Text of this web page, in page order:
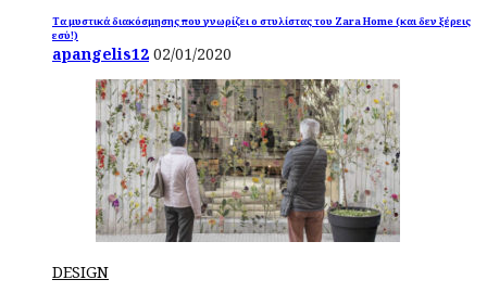
Τα μυστικά διακόσμησης που γνωρίζει ο στυλίστας του Zara Home (και δεν ξέρεις
εσύ!)
apangelis12 02/01/2020
DESIGN